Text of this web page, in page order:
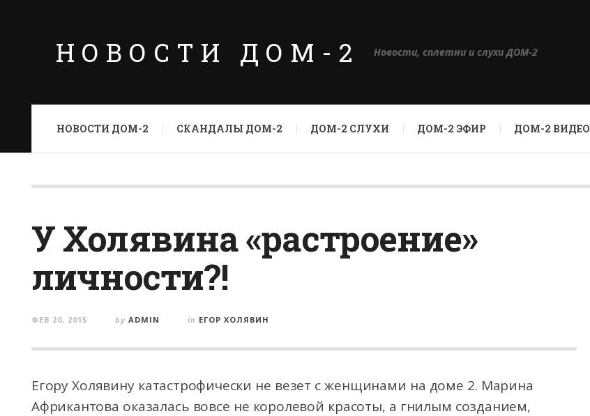
НОВОСТИ ДОМ-2 Новости, сплетни и слухи ДОМ-2
НОВОСТИ ДОМ-2 СКАНДАЛЫ ДОМ-2 ДОМ-2 СЛУХИ ДОМ-2 ЭФИР ДОМ-2 ВИДЕО
У Холявина «растроение»
личности?!
ФЕВ 20, 2015 by ADMIN in ЕГОР ХОЛЯВИН
Егору Холявину катастрофически не везет с женщинами на доме 2. Марина
Африкантова оказалась вовсе не королевой красоты, а гнилым созданием,